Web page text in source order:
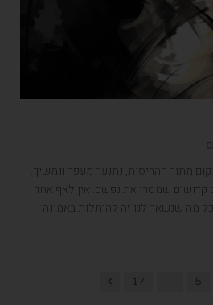
מתוך ההריסות, נתנער מעפר ונמשיך.
קדושים שמסרו את נפשם. אין לאף אחד
מה שנשאר לנו זה להיתלות באמונה
5
17
Next